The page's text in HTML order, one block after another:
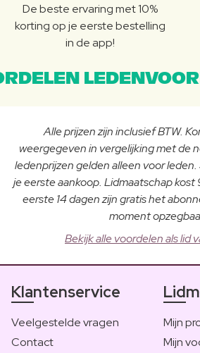
De beste ervaring met 10%
korting op je eerste bestelling
in de app!
Alle prijzen zijn inclusief BTW.
weergegeven in vergelijking met de
ledenprijzen gelden alleen voor
je eerste aankoop. Lidmaatschap
eerste 14 dagen zijn gratis het
moment
Bekijk alle voordelen als lid
Klantenservice
Veelgestelde vragen
Contact
Mijn
Mijn